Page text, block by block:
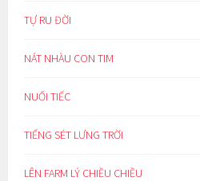
TỰ RU ĐỜI
NÁT NHÀU CON TIM
NUỐI TIẾC
TIẾNG SÉT LƯNG TRỜI
LÊN FARM LÝ CHIỀU CHIỀU